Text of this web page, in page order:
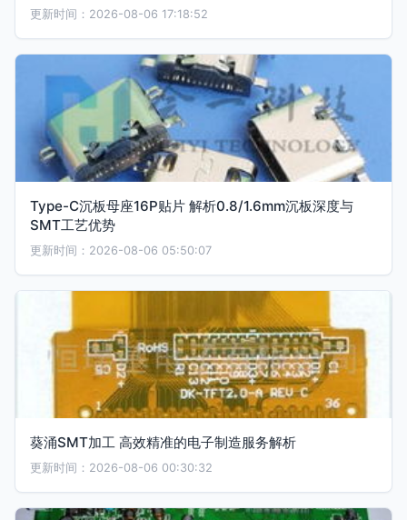
更新时间：2026-08-06 17:18:52
Type-C沉板母座16P贴片 解析0.8/1.6mm沉板深度与
SMT工艺优势
更新时间：2026-08-06 05:50:07
葵涌SMT加工 高效精准的电子制造服务解析
更新时间：2026-08-06 00:30:32